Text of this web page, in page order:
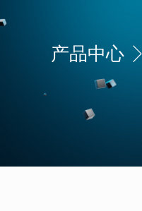
产品中心